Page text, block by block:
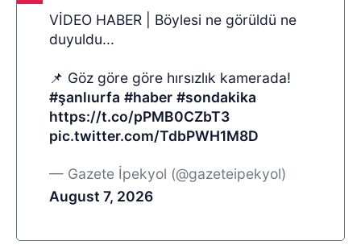
VİDEO HABER | Böylesi ne görüldü ne
duyuldu...
📌 Göz göre göre hırsızlık kamerada!
#şanlıurfa #haber #sondakika
https://t.co/pPMB0CZbT3
pic.twitter.com/TdbPWH1M8D
— Gazete İpekyol (@gazeteipekyol)
August 7, 2026